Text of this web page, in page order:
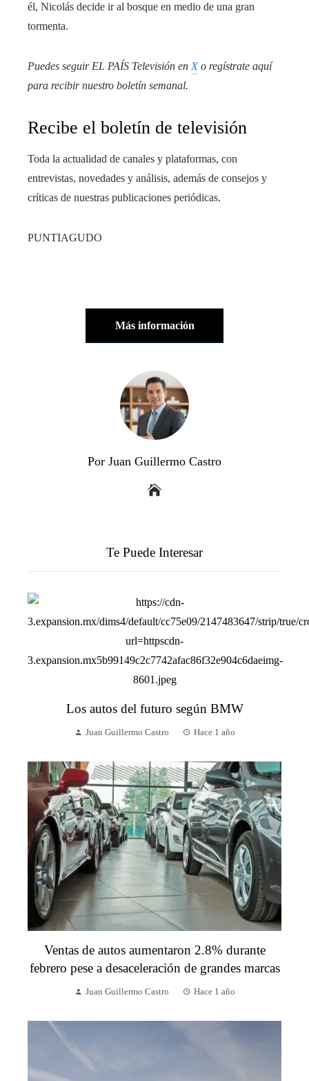
él, Nicolás decide ir al bosque en medio de una gran
tormenta.
Puedes seguir EL PAÍS Televisión en Xo regístrate aquí
para recibirnuestro boletín semanal.
Recibe el boletín de televisión
Toda la actualidad de canales y plataformas, con
entrevistas, novedades y análisis, además de consejos y
críticas de nuestras publicaciones periódicas.
PUNTIAGUDO
Más información
Por Juan Guillermo Castro
Te Puede Interesar
Los autos del futuro según BMW
Juan Guillermo Castro Hace 1 año
Ventas de autos aumentaron 2.8% durante
febrero pese a desaceleración de grandes marcas
Juan Guillermo Castro Hace 1 año